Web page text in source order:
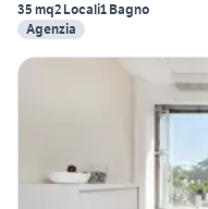
35 mq2 Locali1 Bagno
Agenzia